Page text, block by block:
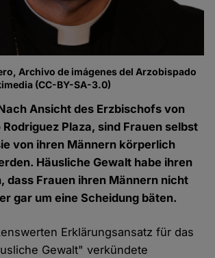
Archivo de imágenes del Arzobispado
(CC-BY-SA-3.0)
Ansicht des Erzbischofs von
Plaza, sind Frauen selbst
von ihren Männern körperlich
Häusliche Gewalt habe ihren
dass Frauen ihren Männern nicht
gar um eine Scheidung bäten.
Erklärungsansatz für das
Gewalt" verkündete